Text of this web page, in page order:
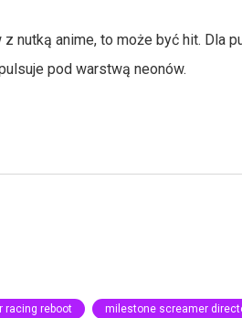
nutką anime, to może być hit. Dla
pod warstwą neonów.
racing reboot milestone screamer